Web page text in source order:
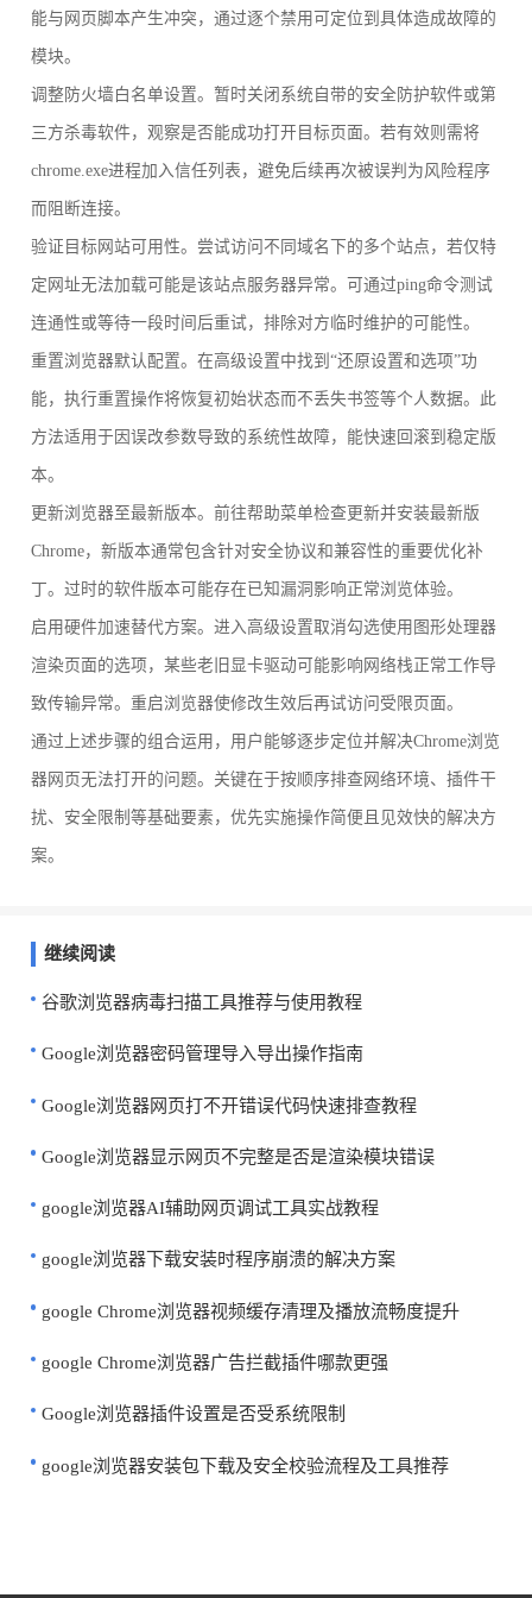
能与网页脚本产生冲突，通过逐个禁用可定位到具体造成故障的
模块。
调整防火墙白名单设置。暂时关闭系统自带的安全防护软件或第
三方杀毒软件，观察是否能成功打开目标页面。若有效则需将
chrome.exe进程加入信任列表，避免后续再次被误判为风险程序
而阻断连接。
验证目标网站可用性。尝试访问不同域名下的多个站点，若仅特
定网址无法加载可能是该站点服务器异常。可通过ping命令测试
连通性或等待一段时间后重试，排除对方临时维护的可能性。
重置浏览器默认配置。在高级设置中找到“还原设置和选项”功
能，执行重置操作将恢复初始状态而不丢失书签等个人数据。此
方法适用于因误改参数导致的系统性故障，能快速回滚到稳定版
本。
更新浏览器至最新版本。前往帮助菜单检查更新并安装最新版
Chrome，新版本通常包含针对安全协议和兼容性的重要优化补
丁。过时的软件版本可能存在已知漏洞影响正常浏览体验。
启用硬件加速替代方案。进入高级设置取消勾选使用图形处理器
渲染页面的选项，某些老旧显卡驱动可能影响网络栈正常工作导
致传输异常。重启浏览器使修改生效后再试访问受限页面。
通过上述步骤的组合运用，用户能够逐步定位并解决Chrome浏览
器网页无法打开的问题。关键在于按顺序排查网络环境、插件干
扰、安全限制等基础要素，优先实施操作简便且见效快的解决方
案。
继续阅读
谷歌浏览器病毒扫描工具推荐与使用教程
Google浏览器密码管理导入导出操作指南
Google浏览器网页打不开错误代码快速排查教程
Google浏览器显示网页不完整是否是渲染模块错误
google浏览器AI辅助网页调试工具实战教程
google浏览器下载安装时程序崩溃的解决方案
google Chrome浏览器视频缓存清理及播放流畅度提升
google Chrome浏览器广告拦截插件哪款更强
Google浏览器插件设置是否受系统限制
google浏览器安装包下载及安全校验流程及工具推荐